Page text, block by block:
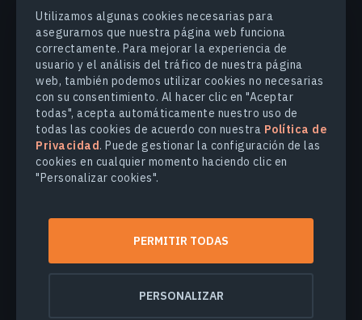
Utilizamos algunas cookies necesarias para
asegurarnos que nuestra página web funciona
correctamente. Para mejorar la experiencia de
usuario y el análisis del tráfico de nuestra página
web, también podemos utilizar cookies no necesarias
con su consentimiento. Al hacer clic en "Aceptar
todas", acepta automáticamente nuestro uso de
todas las cookies de acuerdo con nuestra Política de
Privacidad. Puede gestionar la configuración de las
cookies en cualquier momento haciendo clic en
"Personalizar cookies".
PERMITIR TODAS
PERSONALIZAR
PRODUCTOS Y SOLUCIONES
INDUSTRIAS
COMPANY
EXPLORE
Seguridad de los datos